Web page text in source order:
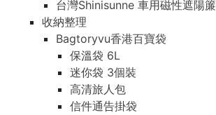
台灣Shinisunne 車用磁性遮陽簾
收納整理
Bagtoryvu香港百寶袋
保溫袋 6L
迷你袋 3個裝
高清旅人包
信件通告掛袋